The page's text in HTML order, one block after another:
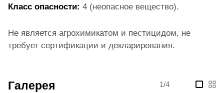
Класс опасности: 4 (неопасное вещество).
Не является агрохимикатом и пестицидом, не
требует сертификации и декларирования.
Галерея 1/4